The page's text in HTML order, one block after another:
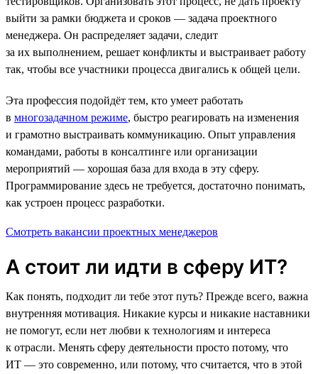
выйти за рамки бюджета и сроков — задача проектного
менеджера. Он распределяет задачи, следит
за их выполнением, решает конфликты и выстраивает работу
так, чтобы все участники процесса двигались к общей цели.
Эта профессия подойдёт тем, кто умеет работать
в многозадачном режиме, быстро реагировать на изменения
и грамотно выстраивать коммуникацию. Опыт управления
командами, работы в консалтинге или организации
мероприятий — хорошая база для входа в эту сферу.
Программирование здесь не требуется, достаточно понимать,
как устроен процесс разработки.
Смотреть вакансии проектных менеджеров
А стоит ли идти в сферу ИТ?
Как понять, подходит ли тебе этот путь? Прежде всего, важна
внутренняя мотивация. Никакие курсы и никакие наставники
не помогут, если нет любви к технологиям и интереса
к отрасли. Менять сферу деятельности просто потому, что
ИТ — это современно, или потому, что считается, что в этой